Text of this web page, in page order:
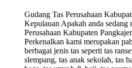
Gudang Tas Perusahaan
Kepulauan Apakah anda sedang
Perusahaan Kabupaten
Perkenalkan kami merupakan
berbagai jenis tas seperti tas
slempang, tas anak sekolah, tas